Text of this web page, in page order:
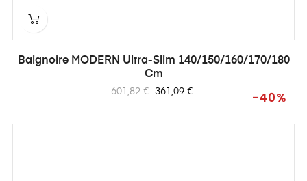
Baignoire MODERN Ultra-Slim 140/150/160/170/180
Cm
Prix
601,82 € -40%
Prix
361,09 €